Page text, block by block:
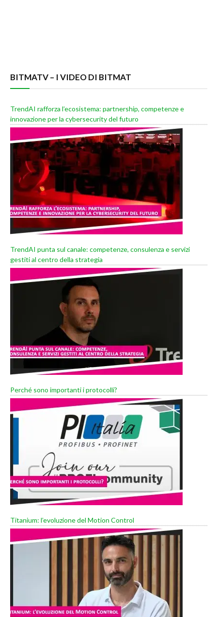
BITMATV – I VIDEO DI BITMAT
TrendAI rafforza l’ecosistema: partnership, competenze e
innovazione per la cybersecurity del futuro
TrendAI punta sul canale: competenze, consulenza e servizi
gestiti al centro della strategia
Perché sono importanti i protocolli?
Titanium: l’evoluzione del Motion Control